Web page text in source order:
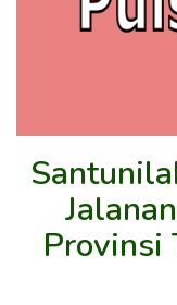
Provinsi